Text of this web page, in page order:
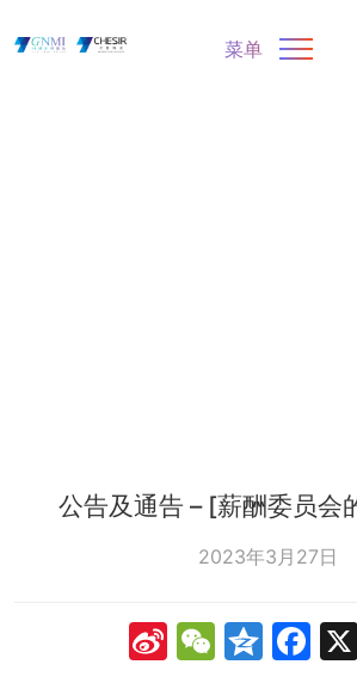
菜单
公告及通告 – [薪酬委员会
2023年3月27日
SinaWeChat